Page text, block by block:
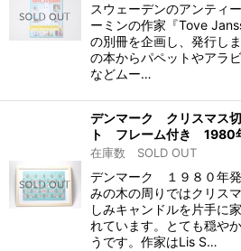
スウェーデンのアンティ
ーミンの作家『Tove
の別冊を企画し、発行し
の本からパペットやアラ
などムー…
デンマーク クリスマス
ト フレーム付き 1980
在庫数 SOLD OUT
デンマーク １９８０年
みの木の周りではクリス
しみキャンドルを片手に
れています。とても穏や
うです。作家はLis S…